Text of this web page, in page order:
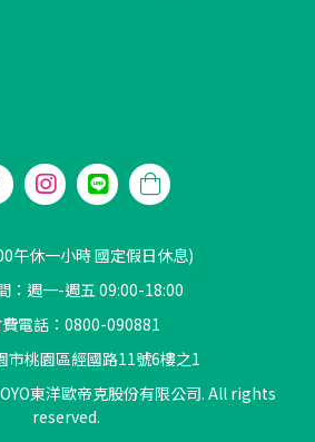
午休一小時 國定假日休息)
：週一-週五 09:00-18:00
電話：0800-090881
市桃園區經國路11號6樓之1
東洋歐帝克股份有限公司. All rights
reserved.